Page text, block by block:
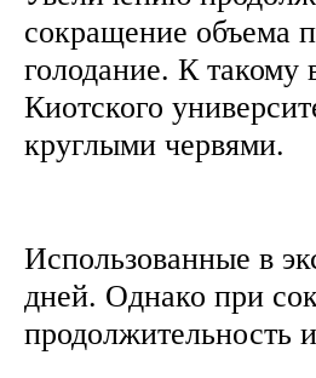
сокращение объема
голодание. К
Киотского
круглыми червями.
Использованные в
дней. Однако при
продолжительность